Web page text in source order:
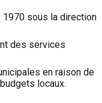
1970 sous la direction
des services
en raison de
locaux.